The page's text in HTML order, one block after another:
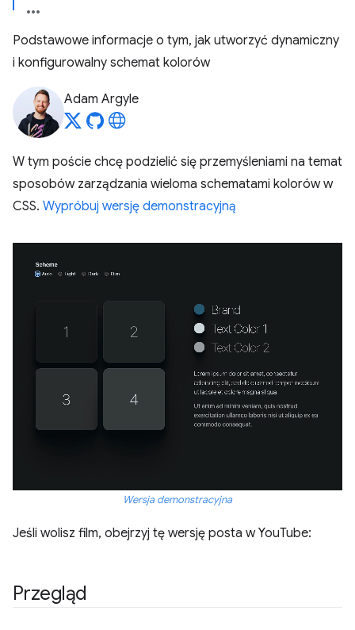
Podstawowe informacje o tym, jak utworzyć dynamiczny
i konfigurowalny schemat kolorów
Adam Argyle
W tym poście chcę podzielić się przemyśleniami na temat
sposobów zarządzania wieloma schematami kolorów w
CSS. Wypróbuj wersję demonstracyjną
Wersja demonstracyjna
Jeśli wolisz film, obejrzyj tę wersję posta w YouTube:
Przegląd